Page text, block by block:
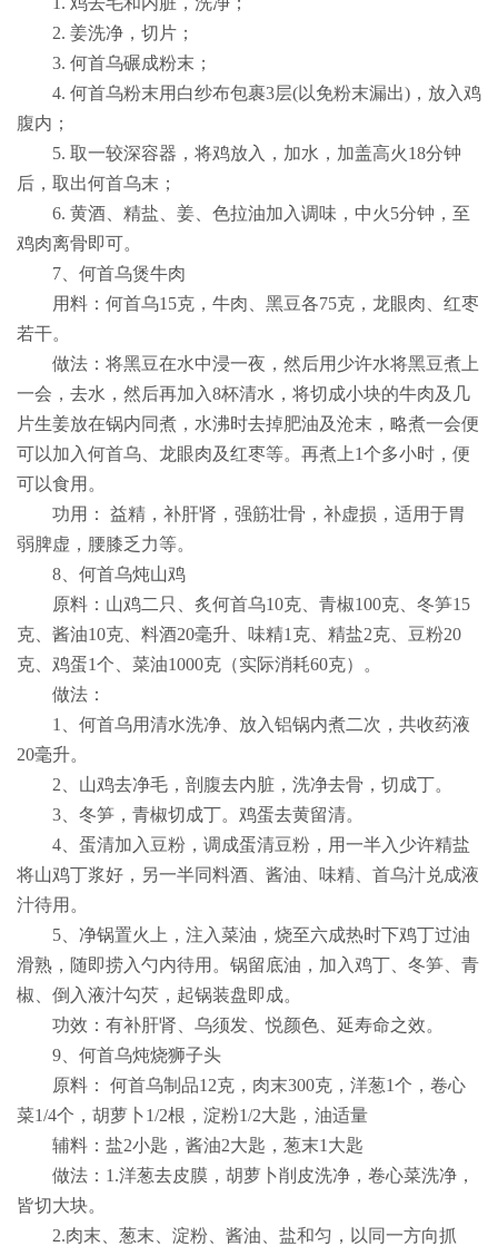
2. 姜洗净，切片；
3. 何首乌碾成粉末；
4. 何首乌粉末用白纱布包裹3层(以免粉末漏出) ，放入鸡
腹内；
5. 取一较深容器，将鸡放入，加水，加盖高火18分钟
后，取出何首乌末；
6. 黄酒、精盐、姜、色拉油加入调味，中火5分钟，至
鸡肉离骨即可。
7 、何首乌煲牛肉
用料：何首乌15克，牛肉、黑豆各75克，龙眼肉、红枣
若干。
做法：将黑豆在水中浸一夜，然后用少许水将黑豆煮上
一会，去水，然后再加入8杯清水，将切成小块的牛肉及几
片生姜放在锅内同煮，水沸时去掉肥油及沧末，略煮一会便
可以加入何首乌、龙眼肉及红枣等。再煮上1个多小时，便
可以食用。
功用： 益精，补肝肾，强筋壮骨，补虚损，适用于胃
弱脾虚，腰膝乏力等。
8 、何首乌炖山鸡
原料：山鸡二只、炙何首乌10克、青椒100克、冬笋15
克、酱油10克、料酒20毫升、味精1 克、精盐2克、豆粉20
克、鸡蛋1个、菜油1000克（实际消耗60克）。
做法：
1
、何首乌用清水洗净、放入铝锅内煮二次，共收药液
20毫升。
2 、山鸡去净毛，剖腹去内脏，洗净去骨，切成丁。
3 、冬笋，青椒切成丁。鸡蛋去黄留清。
4 、蛋清加入豆粉，调成蛋清豆粉，用一半入少许精盐
将山鸡丁浆好，另一半同料酒、酱油、味精、首乌汁兑成液
汁待用。
5 、净锅置火上，注入菜油，烧至六成热时下鸡丁过油
滑熟，随即捞入勺内待用。锅留底油，加入鸡丁、冬笋、青
椒、倒入液汁勾芡，起锅装盘即成。
功效：有补肝肾、乌须发、悦颜色、延寿命之效。
9 、何首乌炖烧狮子头
原料： 何首乌制品12克，肉末300克，洋葱1个，卷心
菜1/4个，胡萝卜1/2根，淀粉1/2大匙，油适量
辅料：盐2小匙，酱油2大匙，葱末1 大匙
做法： 1.洋葱去皮膜，胡萝卜削皮洗净，卷心菜洗净，
皆切大块。
2.肉末、葱末、淀粉、酱油、盐和匀，以同一方向抓